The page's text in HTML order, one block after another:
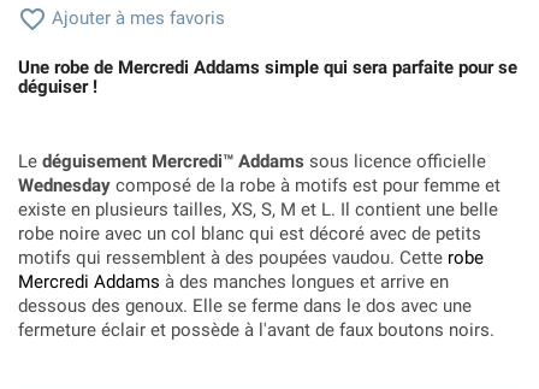
 Ajouter à mes favoris
Une robe de Mercredi Addams simple qui sera parfaite pour se
déguiser !
Le déguisement Mercredi™ Addams sous licence officielle
Wednesday composé de la robe à motifs est pour femme et
existe en plusieurs tailles, XS, S, M et L. Il contient une belle
robe noire avec un col blanc qui est décoré avec de petits
motifs qui ressemblent à des poupées vaudou. Cette robe
Mercredi Addams à des manches longues et arrive en
dessous des genoux. Elle se ferme dans le dos avec une
fermeture éclair et possède à l'avant de faux boutons noirs.